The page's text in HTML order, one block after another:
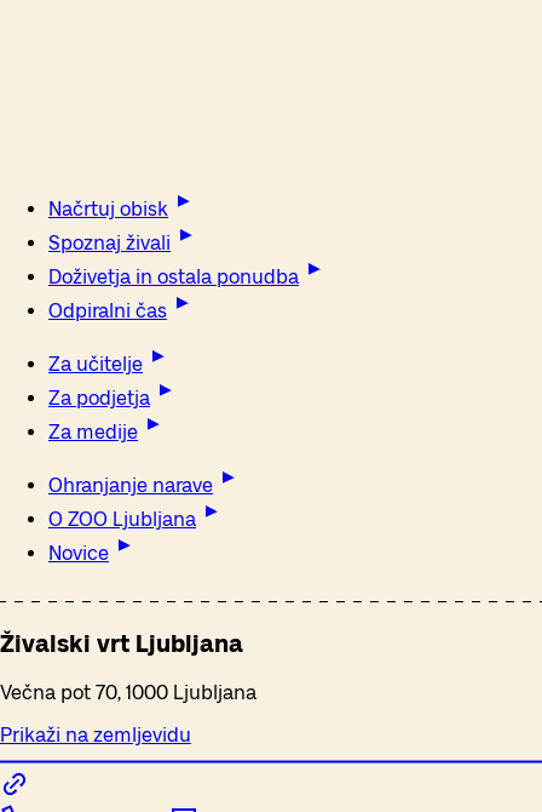
Načrtuj obisk
Spoznaj živali
Doživetja in ostala ponudba
Odpiralni čas
Za učitelje
Za podjetja
Za medije
Ohranjanje narave
O ZOO Ljubljana
Novice
Živalski vrt Ljubljana
Večna pot 70, 1000 Ljubljana
Prikaži na zemljevidu